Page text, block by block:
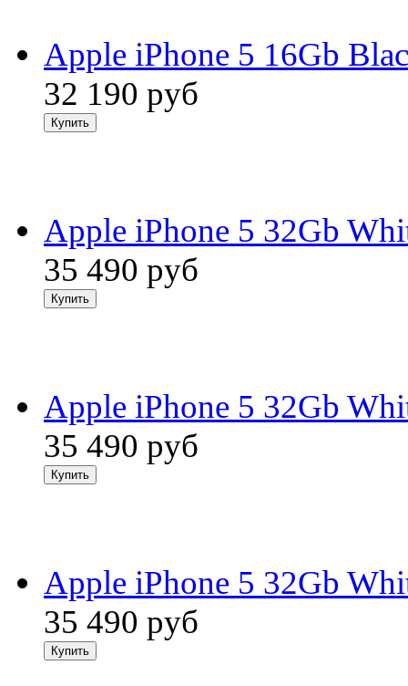
Apple iPhone 5 16Gb
32 190 руб
Apple iPhone 5 32Gb
35 490 руб
Apple iPhone 5 32Gb
35 490 руб
Apple iPhone 5 32Gb
35 490 руб